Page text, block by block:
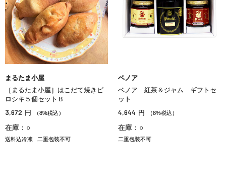
まるたま小屋
［まるたま小屋］はこだて焼きピ
ロシキ５個セットＢ
3,672 円 （8%税込）
在庫：○
送料込冷凍 二重包装不可
ベノア
ベノア 紅茶＆ジャム ギフトセ
ット
4,644 円 （8%税込）
在庫：○
二重包装不可